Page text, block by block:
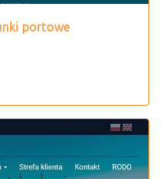
portowe